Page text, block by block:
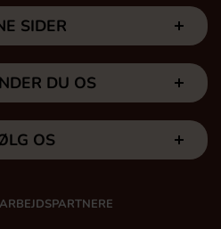
SIDER
DU OS
OS